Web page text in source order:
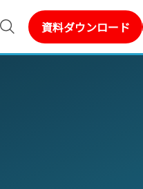
資料ダウンロード